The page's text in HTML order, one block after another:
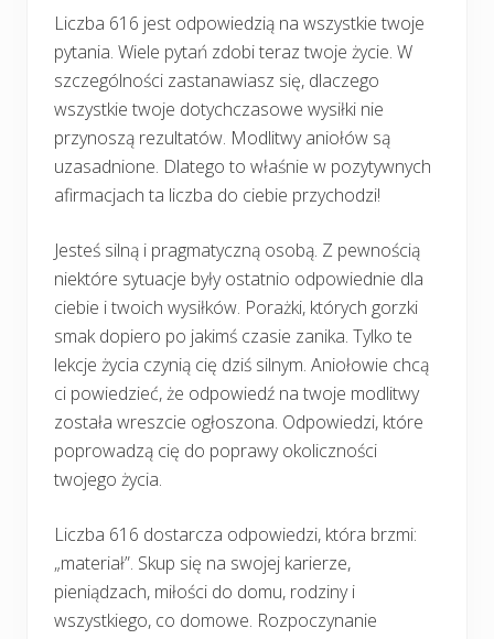
Liczba 616 jest odpowiedzią na wszystkie twoje
pytania. Wiele pytań zdobi teraz twoje życie. W
szczególności zastanawiasz się, dlaczego
wszystkie twoje dotychczasowe wysiłki nie
przynoszą rezultatów. Modlitwy aniołów są
uzasadnione. Dlatego to właśnie w pozytywnych
afirmacjach ta liczba do ciebie przychodzi!
Jesteś silną i pragmatyczną osobą. Z pewnością
niektóre sytuacje były ostatnio odpowiednie dla
ciebie i twoich wysiłków. Porażki, których gorzki
smak dopiero po jakimś czasie zanika. Tylko te
lekcje życia czynią cię dziś silnym. Aniołowie chcą
ci powiedzieć, że odpowiedź na twoje modlitwy
została wreszcie ogłoszona. Odpowiedzi, które
poprowadzą cię do poprawy okoliczności
twojego życia.
Liczba 616 dostarcza odpowiedzi, która brzmi:
„materiał”. Skup się na swojej karierze,
pieniądzach, miłości do domu, rodziny i
wszystkiego, co domowe. Rozpoczynanie